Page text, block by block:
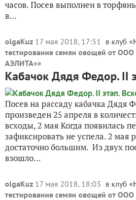
часов. Посев выполнен в
в...
olgaKuz 17 мая 2018, 17:51 в клуб «
тестирование семян овощей от
АЭЛИТА»»
Кабачок Дядя Федор. II
Посев на рассаду кабачка Дядя
произведен 25 апреля в
всходы, 2 мая Когда появилась
зафиксировать не успела. 2 мая
достаточно большим. Из двух
взошло...
olgaKuz 17 мая 2018, 18:03 в клуб «
тестирование семян овощей от